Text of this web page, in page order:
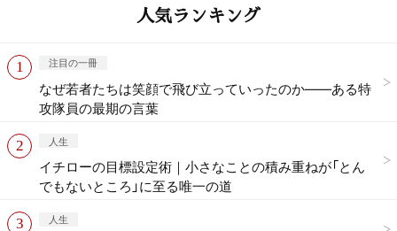
人気ランキング
注目の一冊
なぜ若者たちは笑顔で飛び立っていったのか——ある特
攻隊員の最期の言葉
人生
イチローの目標設定術｜小さなことの積み重ねが「とん
でもないところ」に至る唯一の道
人生